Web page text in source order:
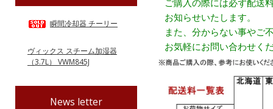
お知らせいたします。
また、分からない事やご
お気軽にお問い合わせく
瞬間冷却器 チーリー
ヴィックス スチーム加湿器
（3.7L） VWM845J
News letter